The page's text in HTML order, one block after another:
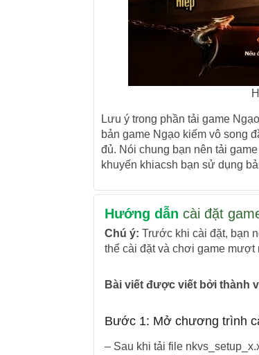
Lưu ý trong phần tải game
bản game Ngạo kiếm vô song
đủ. Nói chung bạn nên tải
khuyến khiacsh bạn sử dụng
Hướng dẫn cài đặt
Chú ý: Trước khi cài đặt, bạn
thể cài đặt và chơi game mượt
Bài viết được viết bởi thành
Bước 1: Mở chương trình
– Sau khi tải file